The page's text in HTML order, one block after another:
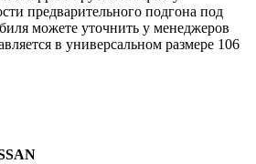
предварительного подгона под
можете уточнить у менеджеров
в универсальном размере 106